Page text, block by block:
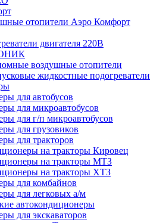
отопители Аэро Комфорт
двигателя 220В
воздушные отопители
жидкостные подогреватели
для автобусов
для микроавтобусов
для г/п микроавтобусов
для грузовиков
для тракторов
на тракторы Кировец
на тракторы МТЗ
на тракторы ХТЗ
для комбайнов
для легковых а/м
автокондиционеры
для экскаваторов